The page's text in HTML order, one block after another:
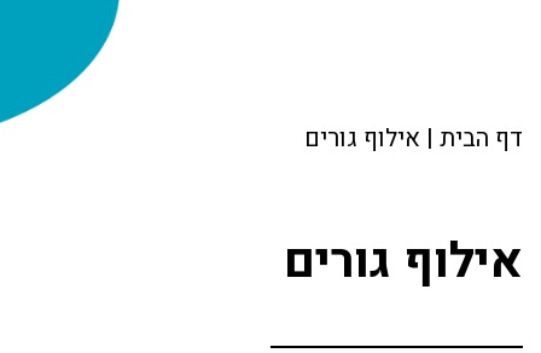
דף הבית | אילוף גורים
אילוף גורים